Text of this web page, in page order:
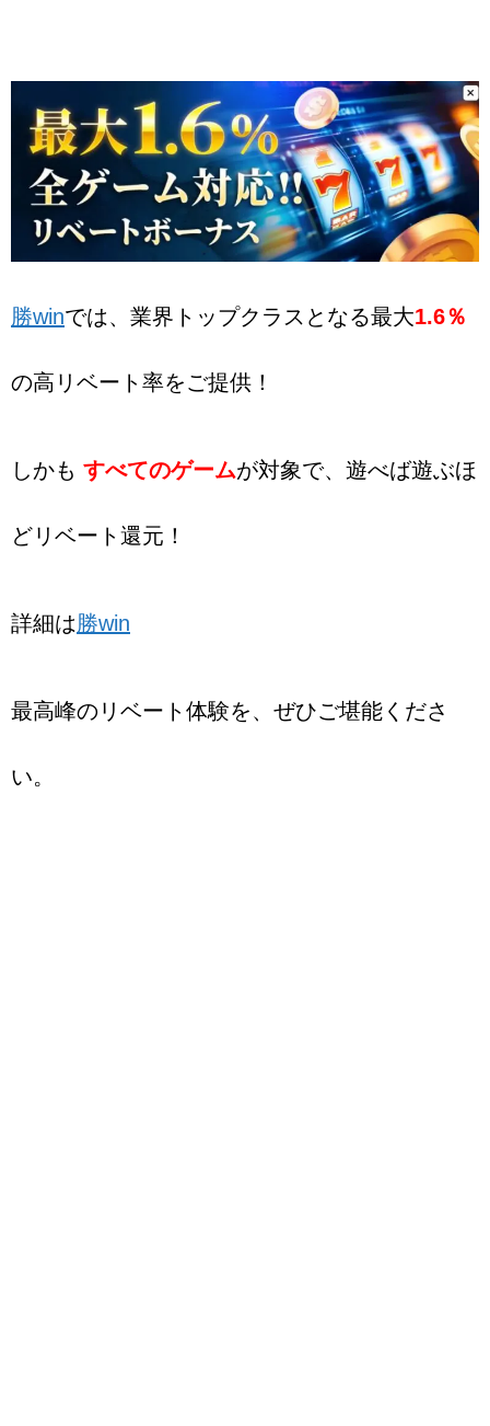
勝winでは、業界トップクラスとなる最大1.6％
の高リベート率をご提供！
しかも すべてのゲームが対象で、遊べば遊ぶほ
どリベート還元！
詳細は勝win
最高峰のリベート体験を、ぜひご堪能くださ
い。